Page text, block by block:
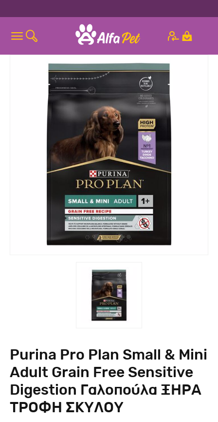
Purina Pro Plan Small & Mini
Adult Grain Free Sensitive
Digestion Γαλοπούλα ΞΗΡΑ
ΤΡΟΦΗ ΣΚΥΛΟΥ